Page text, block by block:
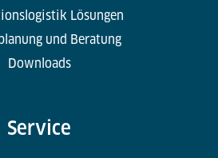
Lösungen
und Beratung
Downloads
Service